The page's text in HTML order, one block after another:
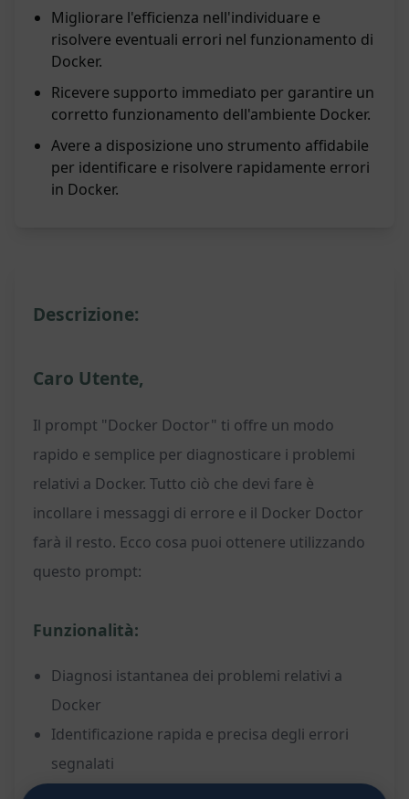
Migliorare l'efficienza nell'individuare e
risolvere eventuali errori nel funzionamento di
Docker.
Ricevere supporto immediato per garantire un
corretto funzionamento dell'ambiente Docker.
Avere a disposizione uno strumento affidabile
per identificare e risolvere rapidamente errori
in Docker.
Descrizione:
Caro Utente,
Il prompt "Docker Doctor" ti offre un modo
rapido e semplice per diagnosticare i problemi
relativi a Docker. Tutto ciò che devi fare è
incollare i messaggi di errore e il Docker Doctor
farà il resto. Ecco cosa puoi ottenere utilizzando
questo prompt:
Funzionalità:
Diagnosi istantanea dei problemi relativi a
Docker
Identificazione rapida e precisa degli errori
segnalati